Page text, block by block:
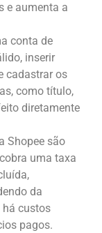
e aumenta a
conta de
inserir
cadastrar os
como título,
diretamente
Shopee são
uma taxa
da
há custos
pagos.